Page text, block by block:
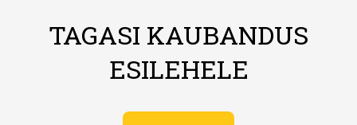
TAGASI KAUBANDUS
ESILEHELE